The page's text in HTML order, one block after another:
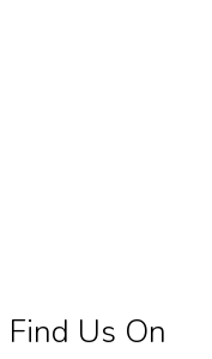
Find Us On